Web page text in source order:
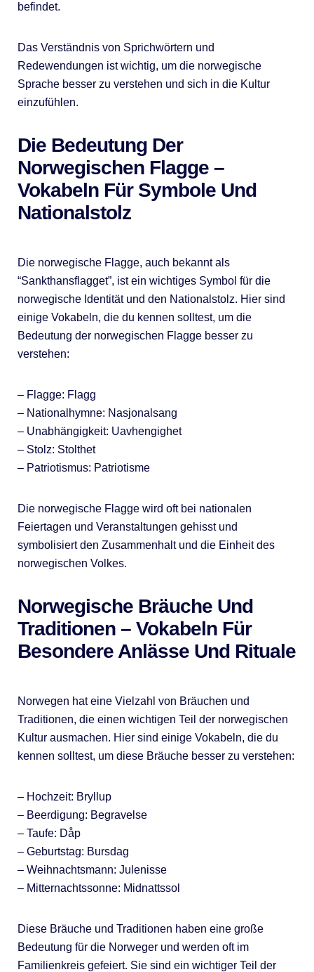
befindet.
Das Verständnis von Sprichwörtern und
Redewendungen ist wichtig, um die norwegische
Sprache besser zu verstehen und sich in die Kultur
einzufühlen.
Die Bedeutung Der
Norwegischen Flagge –
Vokabeln Für Symbole Und
Nationalstolz
Die norwegische Flagge, auch bekannt als
“Sankthansflagget”, ist ein wichtiges Symbol für die
norwegische Identität und den Nationalstolz. Hier sind
einige Vokabeln, die du kennen solltest, um die
Bedeutung der norwegischen Flagge besser zu
verstehen:
– Flagge: Flagg
– Nationalhymne: Nasjonalsang
– Unabhängigkeit: Uavhengighet
– Stolz: Stolthet
– Patriotismus: Patriotisme
Die norwegische Flagge wird oft bei nationalen
Feiertagen und Veranstaltungen gehisst und
symbolisiert den Zusammenhalt und die Einheit des
norwegischen Volkes.
Norwegische Bräuche Und
Traditionen – Vokabeln Für
Besondere Anlässe Und Rituale
Norwegen hat eine Vielzahl von Bräuchen und
Traditionen, die einen wichtigen Teil der norwegischen
Kultur ausmachen. Hier sind einige Vokabeln, die du
kennen solltest, um diese Bräuche besser zu verstehen:
– Hochzeit: Bryllup
– Beerdigung: Begravelse
– Taufe: Dåp
– Geburtstag: Bursdag
– Weihnachtsmann: Julenisse
– Mitternachtssonne: Midnattssol
Diese Bräuche und Traditionen haben eine große
Bedeutung für die Norweger und werden oft im
Familienkreis gefeiert. Sie sind ein wichtiger Teil der